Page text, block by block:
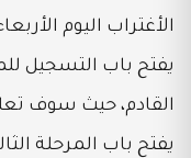
الأغتراب اليوم
يفتح باب التسجيل